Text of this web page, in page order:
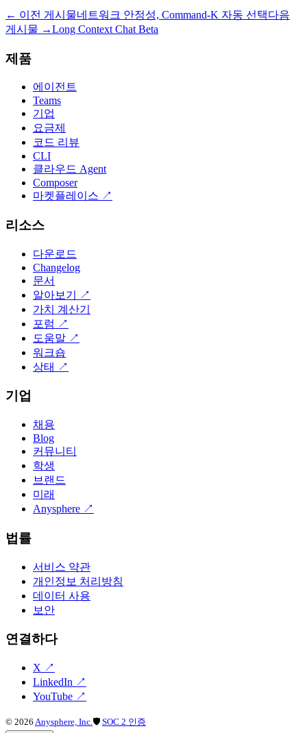
← 이전 게시물네트워크 안정성, Command-K 자동 선택다음
게시물 →Long Context Chat Beta
제품
에이전트
Teams
기업
요금제
코드 리뷰
CLI
클라우드 Agent
Composer
마켓플레이스 ↗
리소스
다운로드
Changelog
문서
알아보기
↗
가치 계산기
포럼 ↗
도움말 ↗
워크숍
상태 ↗
기업
채용
Blog
커뮤니티
학생
브랜드
미래
Anysphere ↗
법률
서비스 약관
개인정보 처리방침
데이터 사용
보안
연결하다
X ↗
LinkedIn ↗
YouTube ↗
© 2026 Anysphere, Inc. 🛡 SOC 2 인증